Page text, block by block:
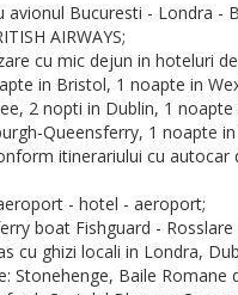
avionul Bucuresti - Londra -
AIRWAYS;
cu mic dejun in hoteluri
in Bristol, 1 noapte in
2 nopti in Dublin, 1
Queensferry, 1 noapte in
itinerariului cu autocar
- hotel - aeroport;
boat Fishguard -
cu ghizi locali in Londra,
Stonehenge, Baile Romane